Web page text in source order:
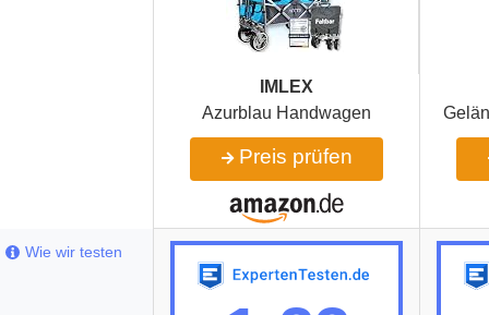
IMLEX
Azurblau Handwagen
Preis prüfen
Wie wir testen